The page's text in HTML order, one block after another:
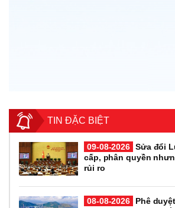
TIN ĐẶC BIỆT
09-08-2026 Sửa đổi
cấp, phân quyền
rủi ro
08-08-2026
Phê